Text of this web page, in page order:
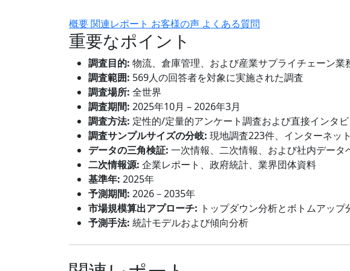
概要関連レポート お客様の声 よくある質問
重要なポイント
調査目的: 物流、倉庫管理、および産業サプライチェーン業
調査範囲: 569人の回答者を対象に実施された調査
調査場所: 全世界
調査期間: 2025年10月 – 2026年3月
調査方法: 定性的/定量的アンケート調査および直接インタ
調査サンプルサイズの分岐: 現地調査223件、インターネッ
データの三角検証: 一次情報、二次情報、および社内データ
二次情報源: 企業レポート、政府統計、業界団体資料
基準年: 2025年
予測期間: 2026－2035年
市場規模算出アプローチ: トップダウン分析とボトムアップ
予測手法: 統計モデルおよび傾向分析